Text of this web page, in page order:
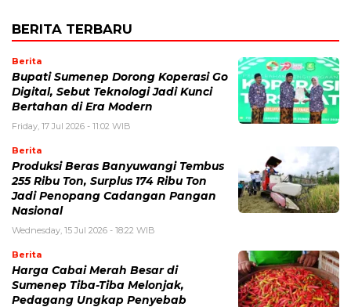
BERITA TERBARU
Berita
Bupati Sumenep Dorong Koperasi Go
Digital, Sebut Teknologi Jadi Kunci
Bertahan di Era Modern
Friday, 17 Jul 2026 - 11:02 WIB
Berita
Produksi Beras Banyuwangi Tembus
255 Ribu Ton, Surplus 174 Ribu Ton
Jadi Penopang Cadangan Pangan
Nasional
Wednesday, 15 Jul 2026 - 18:22 WIB
Berita
Harga Cabai Merah Besar di
Sumenep Tiba-Tiba Melonjak,
Pedagang Ungkap Penyebab